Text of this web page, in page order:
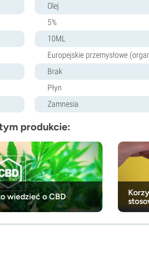
Olej
5%
10ML
Europejskie przemysłowe
Brak
Płyn
Zamnesia
produkcie:
wiedzieć o CBD